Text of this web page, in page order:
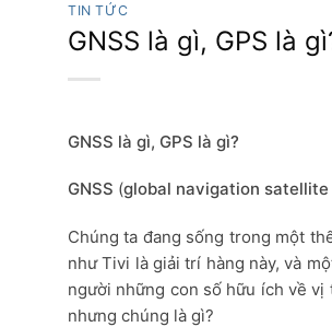
TIN TỨC
GNSS là gì, GPS là
GNSS là gì, GPS là gì?
GNSS (global navigation
Chúng ta đang sống trong một
như Tivi là giải trí hàng này, và
người những con số hữu ích về
nhưng chúng là gì?